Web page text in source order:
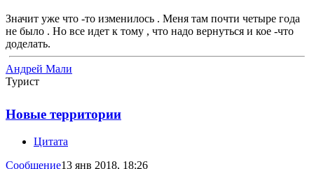
Значит уже что -то изменилось . Меня там почти четыре года
не было . Но все идет к тому , что надо вернуться и кое -что
доделать.
Андрей Мали
Турист
Новые территории
Цитата
Сообщение13 янв 2018, 18:26